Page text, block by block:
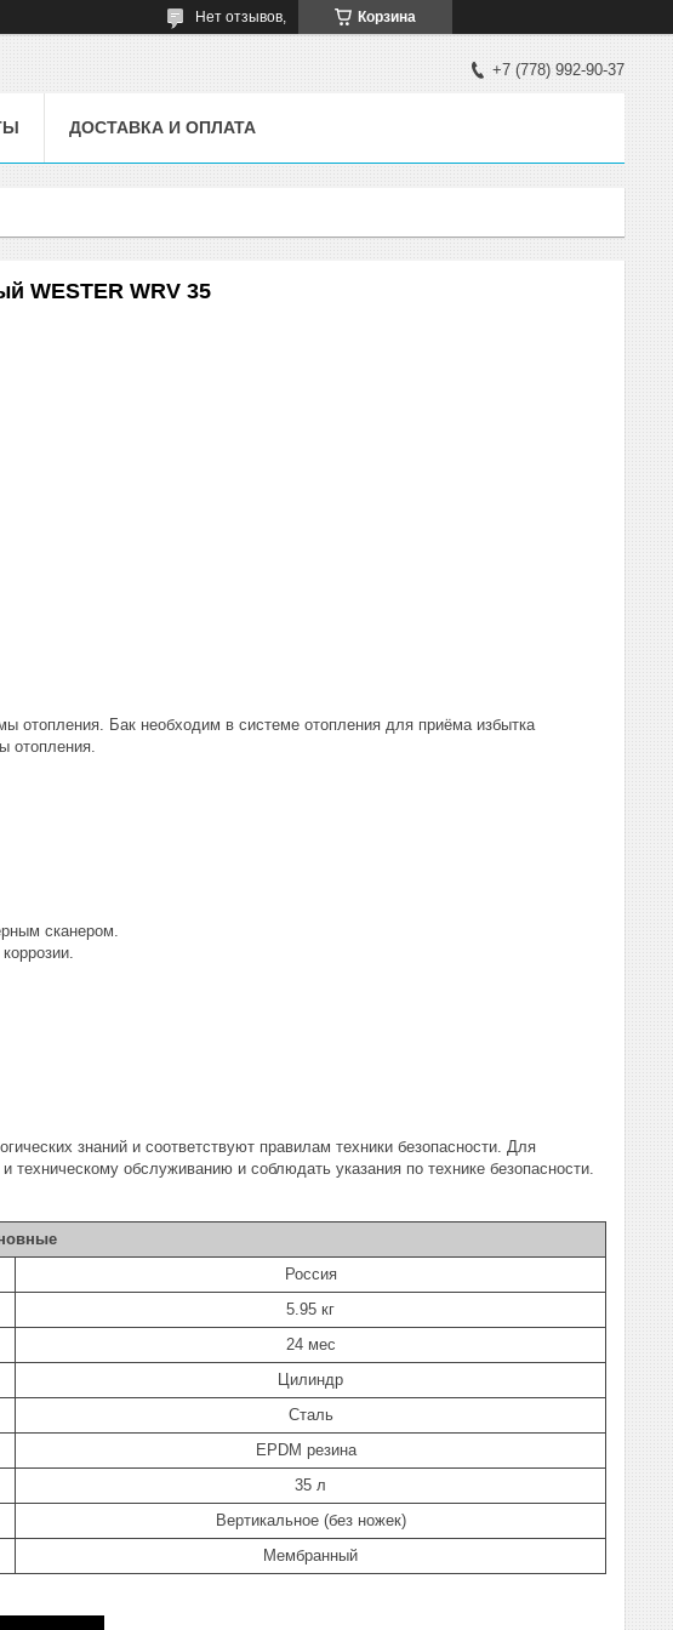
Корзина
Нет отзывов,
+7 (778) 992-90-37
ДОСТАВКА И ОПЛАТА
WESTER WRV 35
отопления. Бак необходим в системе отопления для приёма избытка
отопления.
сканером.
знаний и соответствуют правилам техники безопасности. Для
обслуживанию и соблюдать указания по технике безопасности.
Россия
5.95 кг
24 мес
Цилиндр
Сталь
EPDM резина
35 л
Вертикальное (без ножек)
Мембранный